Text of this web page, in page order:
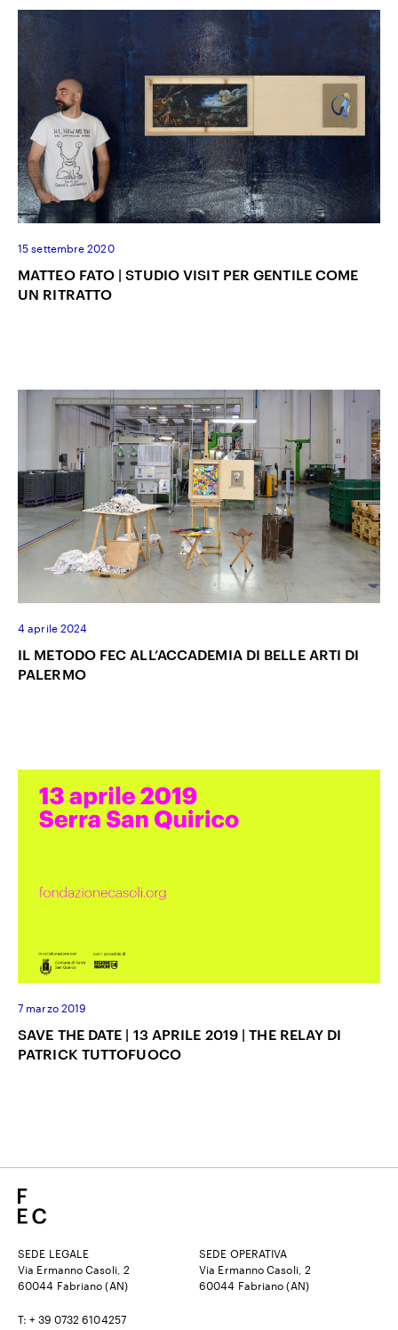
15 settembre 2020
MATTEO FATO | STUDIO VISIT PER GENTILE COME
UN RITRATTO
4 aprile 2024
IL METODO FEC ALL’ACCADEMIA DI BELLE ARTI DI
PALERMO
7 marzo 2019
SAVE THE DATE | 13 APRILE 2019 | THE RELAY DI
PATRICK TUTTOFUOCO
SEDE LEGALE
Via Ermanno Casoli, 2
60044 Fabriano (AN)
SEDE OPERATIVA
Via Ermanno Casoli, 2
60044 Fabriano (AN)
T: + 39 0732 6104257